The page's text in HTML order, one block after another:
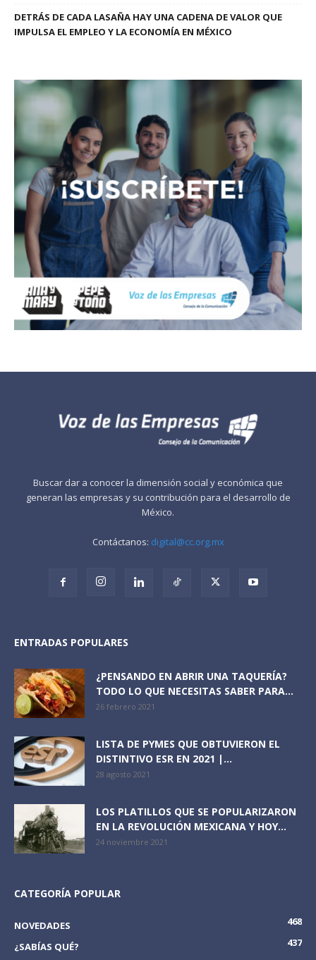
DETRÁS DE CADA LASAÑA HAY UNA CADENA DE VALOR QUE
IMPULSA EL EMPLEO Y LA ECONOMÍA EN MÉXICO
Buscar dar a conocer la dimensión social y económica que
generan las empresas y su contribución para el desarrollo de
México.
Contáctanos: digital@cc.org.mx
ENTRADAS POPULARES
¿PENSANDO EN ABRIR UNA TAQUERÍA?
TODO LO QUE NECESITAS SABER PARA...
26 febrero 2021
LISTA DE PYMES QUE OBTUVIERON EL
DISTINTIVO ESR EN 2021 |...
28 agosto 2021
LOS PLATILLOS QUE SE POPULARIZARON
EN LA REVOLUCIÓN MEXICANA Y HOY...
24 noviembre 2021
CATEGORÍA POPULAR
NOVEDADES
468
¿SABÍAS QUÉ?
437